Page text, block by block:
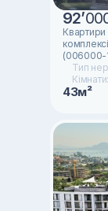
92’
Квартири
(006000-
Тип
Кімнати:
43м²